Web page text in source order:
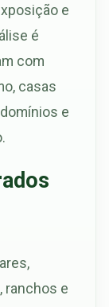
e
é
com
casas
e
ranchos e